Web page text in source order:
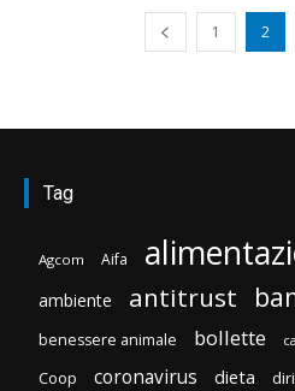
1 2
Tag
Agcom Aifa
ambiente antitrust
benessere animale bollette
Coop coronavirus dieta